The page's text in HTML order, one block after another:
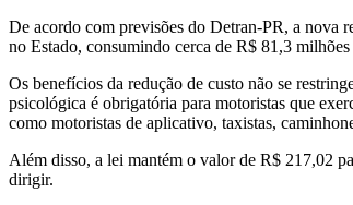
De acordo com previsões do Detran-PR, a nova
no Estado, consumindo cerca de R$ 81,3
Os benefícios da redução de custo não se
psicológica é obrigatória para motoristas que
como motoristas de aplicativo, taxistas,
Além disso, a lei mantém o valor de R$ 217,02
dirigir.